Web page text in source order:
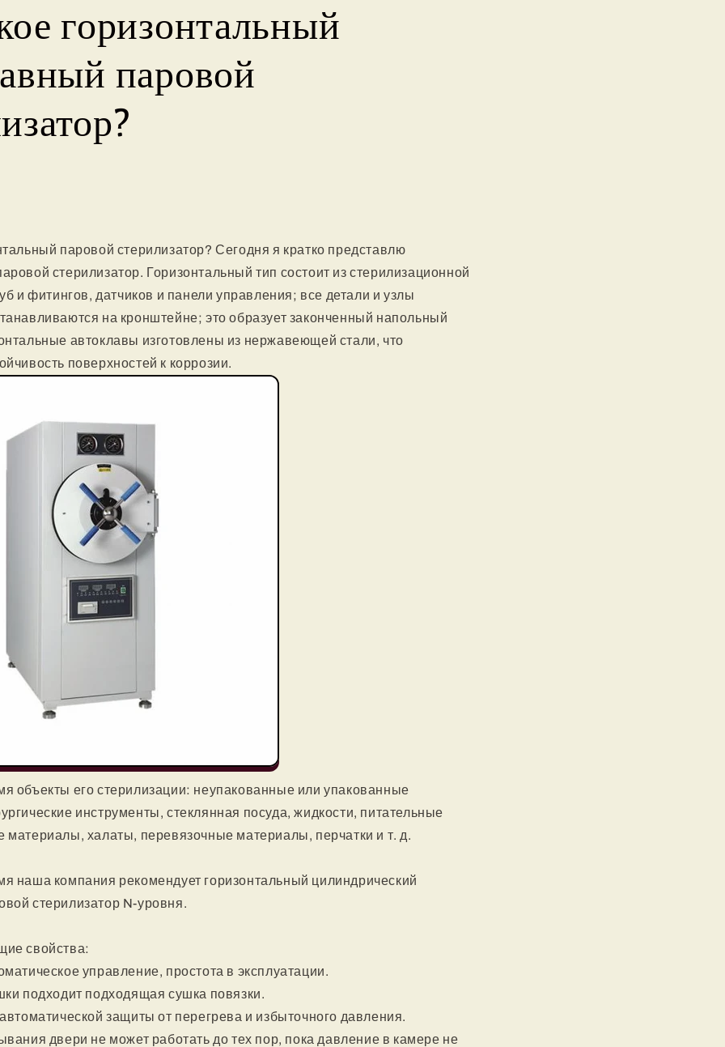
горизонтальный
паровой
паровой стерилизатор? Сегодня я кратко представлю
стерилизатор. Горизонтальный тип состоит из стерилизационной
и фитингов, датчиков и панели управления; все детали и узлы
на кронштейне; это образует законченный напольный
автоклавы изготовлены из нержавеющей стали, что
поверхностей к коррозии.
объекты его стерилизации: неупакованные или упакованные
инструменты, стеклянная посуда, жидкости, питательные
материалы, халаты, перевязочные материалы, перчатки и т. д.
наша компания рекомендует горизонтальный цилиндрический
стерилизатор N-уровня.
свойства:
управление, простота в эксплуатации.
подходит подходящая сушка повязки.
защиты от перегрева и избыточного давления.
двери не может работать до тех пор, пока давление в камере не